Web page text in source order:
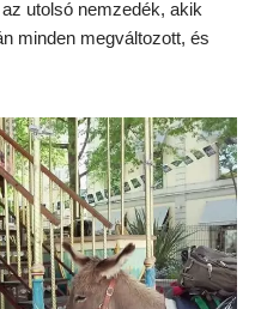
utolsó nemzedék, akik
minden megváltozott, és